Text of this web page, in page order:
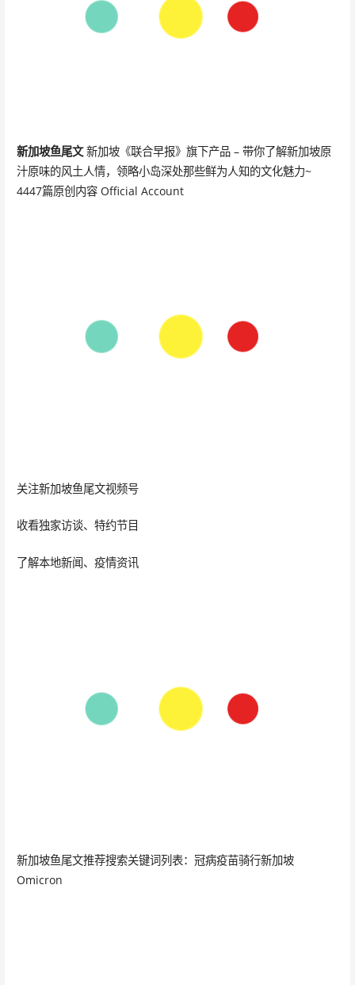
新加坡鱼尾文新加坡《联合早报》旗下产品 – 带你了解新加坡原
汁原味的风土人情，领略小岛深处那些鲜为人知的文化魅力~
4447篇原创内容 Official Account
关注新加坡鱼尾文视频号
收看独家访谈、特约节目
了解本地新闻、疫情资讯
新加坡鱼尾文推荐搜索关键词列表：冠病疫苗骑行新加坡
Omicron